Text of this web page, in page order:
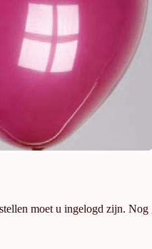
moet u ingelogd zijn. Nog